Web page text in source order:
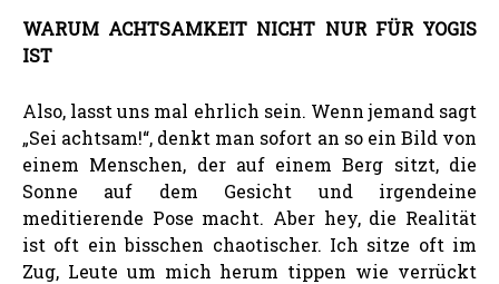
WARUM ACHTSAMKEIT NICHT NUR FÜR YOGIS
IST
Also, lasst uns mal ehrlich sein. Wenn jemand sagt
„Sei achtsam!“, denkt man sofort an so ein Bild von
einem Menschen, der auf einem Berg sitzt, die
Sonne auf dem Gesicht und irgendeine
meditierende Pose macht. Aber hey, die Realität
ist oft ein bisschen chaotischer. Ich sitze oft im
Zug, Leute um mich herum tippen wie verrückt